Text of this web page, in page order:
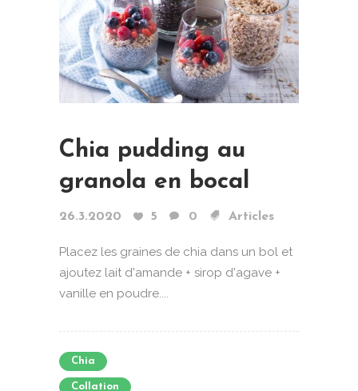
Chia pudding au
granola en bocal
26.3.2020 5 0 Articles
Placez les graines de chia dans un bol et
ajoutez lait d'amande + sirop d'agave +
vanille en poudre....
Chia
Collation